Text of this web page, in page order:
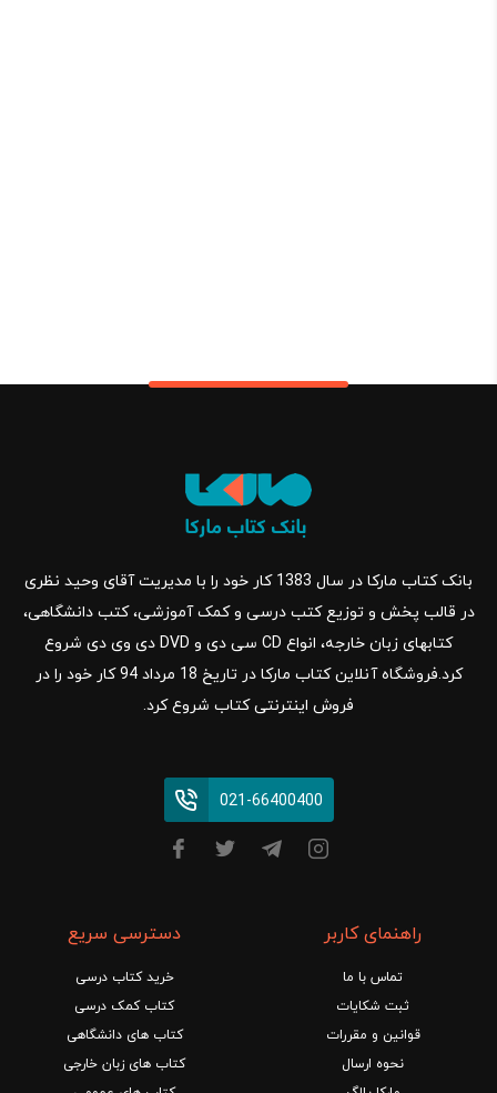
بانک کتاب مارکا در سال 1383 کار خود را با مدیریت آقای وحید نظری
در قالب پخش و توزیع کتب درسی و کمک آموزشی، کتب دانشگاهی،
کتابهای زبان خارجه، انواع CD سی دی و DVD دی وی دی شروع
کرد.فروشگاه آنلاین کتاب مارکا در تاریخ 18 مرداد 94 کار خود را در
فروش اینترنتی کتاب شروع کرد.
021-66400400
راهنمای کاربر
تماس با ما
ثبت شکایات
قوانین و مقررات
نحوه ارسال
دسترسی سریع
خرید کتاب درسی
کتاب کمک درسی
کتاب های دانشگاهی
کتاب های زبان خارجی